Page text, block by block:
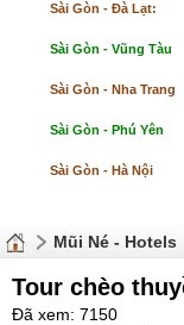
Sài Gòn - Đà Lạt:
Sài Gòn - Vũng Tàu
Sài Gòn - Nha Trang
Sài Gòn - Phú Yên
Sài Gòn - Hà Nội
Mũi Né - Hotels
Tour chèo
Đã xem: 7150